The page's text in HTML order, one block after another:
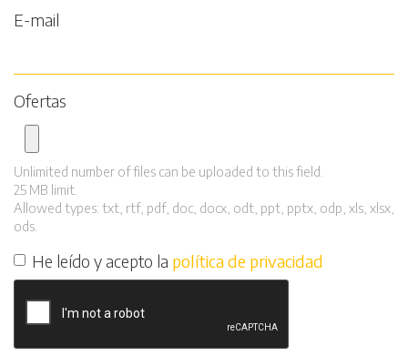
E-mail
Ofertas
Unlimited number of files can be uploaded to this field.
25 MB limit.
Allowed types: txt, rtf, pdf, doc, docx, odt, ppt, pptx, odp, xls, xlsx,
ods.
He leído y acepto la política de privacidad